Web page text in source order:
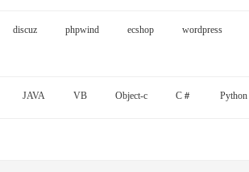
discuz phpwind ecshop wordpress
JAVA VB Object-c C＃ Python